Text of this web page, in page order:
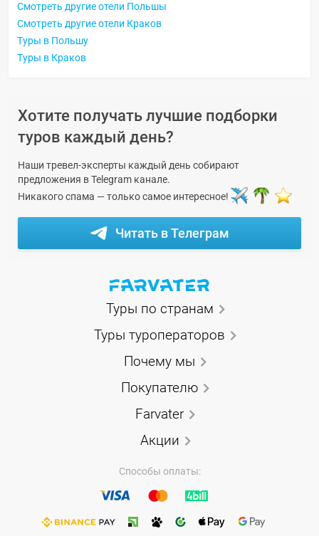
Смотреть другие отели Польшы
Смотреть другие отели Краков
Туры в Польшу
Туры в Краков
Хотите получать лучшие подборки
туров каждый день?
Наши тревел-эксперты каждый день собирают
предложения в Telegram канале.
Никакого спама — только самое интересное!
Читать в Телеграм
Туры по странам
Туры туроператоров
Почему мы
Покупателю
Farvater
Акции
Способы оплаты: